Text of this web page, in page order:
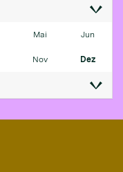
Mai Jun
Nov Dez